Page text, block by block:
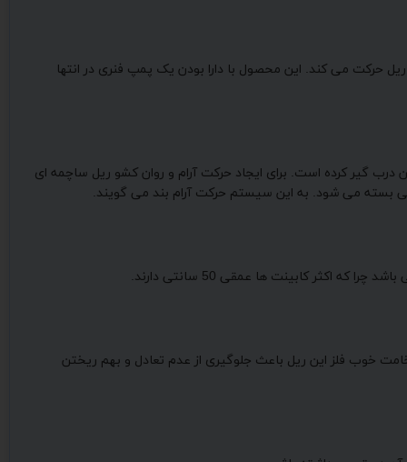
حرکت می کند. این محصول با دارا بودن یک پمپ فنری در انتها
گیر کرده است. برای ایجاد حرکت آرام و روان کشو ریل ساچمه ای
بسته می شود. به این سیستم حرکت آرام بند می گویند.
وسیله در کشو قرار داد. ضخامت خوب فلز این ریل باعث جلوگیری از عدم تعادل و بهم ریختن